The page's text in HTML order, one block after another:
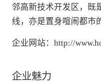
邻高新技术开发区，既
线，亦是置身喧闹都市
企业网站： http://
企业魅力